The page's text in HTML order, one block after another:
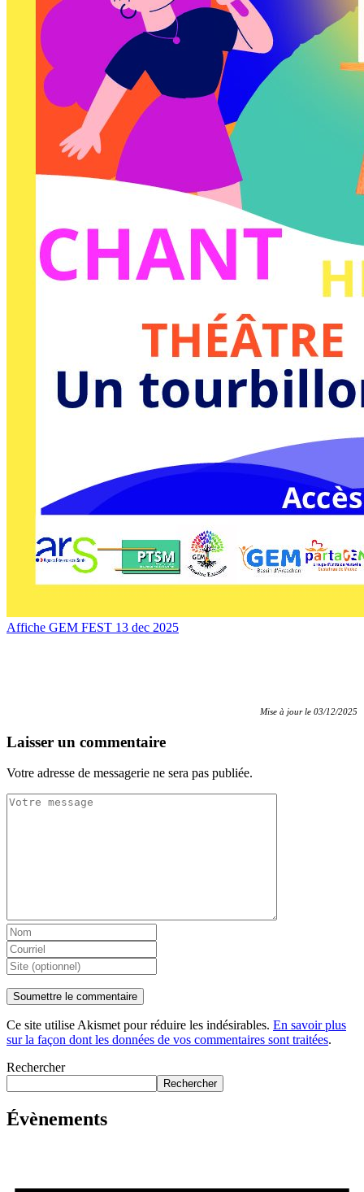
Affiche GEM FEST 13 dec 2025
Mise à jour le 03/12/2025
Laisser un commentaire
Votre adresse de messagerie ne sera pas publiée.
Ce site utilise Akismet pour réduire les indésirables. En savoir plus
sur la façon dont les données de vos commentaires sont traitées.
Rechercher
Rechercher
Évènements